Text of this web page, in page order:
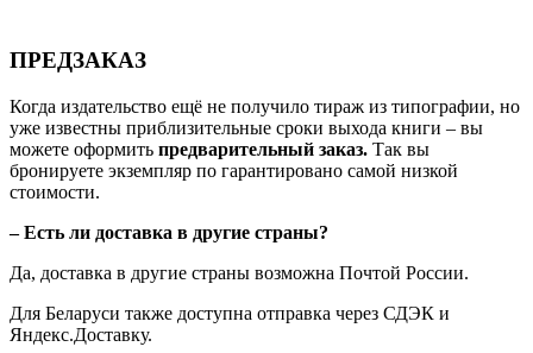
ПРЕДЗАКАЗ
Когда издательство ещё не получило тираж из типографии, но
уже известны приблизительные сроки выхода книги – вы
можете оформить предварительный заказ. Так вы
бронируете экземпляр по гарантировано самой низкой
стоимости.
– Есть ли доставка в другие страны?
Да, доставка в другие страны возможна Почтой России.
Для Беларуси также доступна отправка через СДЭК и
Яндекс.Доставку.